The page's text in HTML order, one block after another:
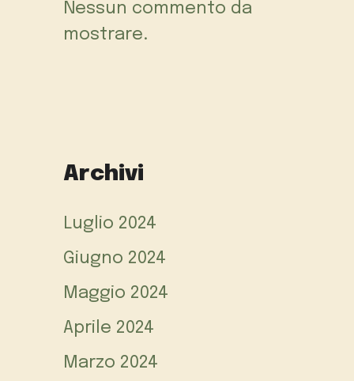
Nessun commento da
mostrare.
Archivi
Luglio 2024
Giugno 2024
Maggio 2024
Aprile 2024
Marzo 2024